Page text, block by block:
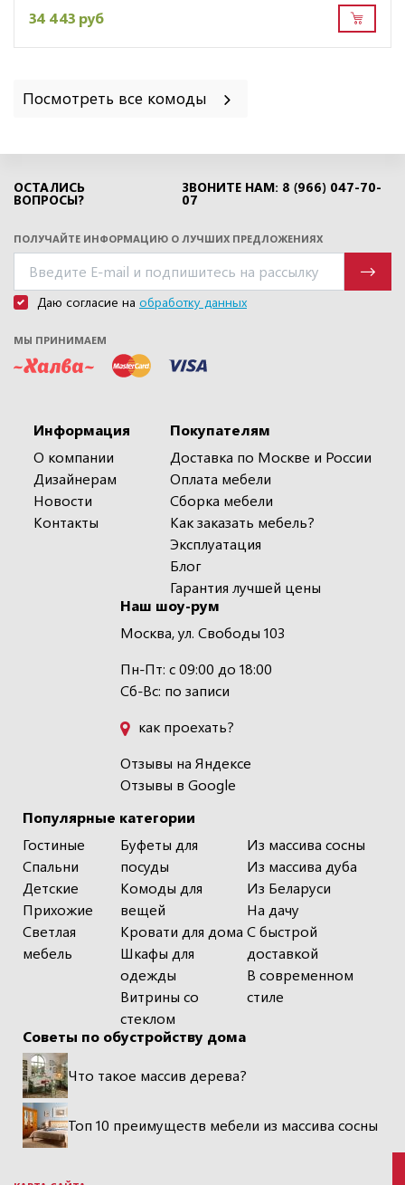
34 443 руб
Посмотреть все комоды
ОСТАЛИСЬ
ВОПРОСЫ?
ЗВОНИТЕ НАМ: 8 (966) 047-70-
07
ПОЛУЧАЙТЕ ИНФОРМАЦИЮ О ЛУЧШИХ ПРЕДЛОЖЕНИЯХ
Даю согласие на обработку данных
МЫ ПРИНИМАЕМ
Информация
О компании
Дизайнерам
Новости
Контакты
Популярные категории
Гостиные
Спальни
Детские
Прихожие
Светлая
мебель
Буфеты для
посуды
Комоды для
вещей
Кровати для дома
Шкафы для
одежды
Витрины со
стеклом
Из массива сосны
Из массива дуба
Из Беларуси
На дачу
С быстрой
доставкой
В современном
стиле
Покупателям
Доставка по Москве и России
Оплата мебели
Сборка мебели
Как заказать мебель?
Эксплуатация
Блог
Гарантия лучшей цены
Наш шоу-рум
Москва, ул. Свободы 103
Пн-Пт: с 09:00 до 18:00
Сб-Вс: по записи
как проехать?
Отзывы на Яндексе
Отзывы в Google
Советы по обустройству дома
Что такое массив дерева?
Топ 10 преимуществ мебели из массива сосны